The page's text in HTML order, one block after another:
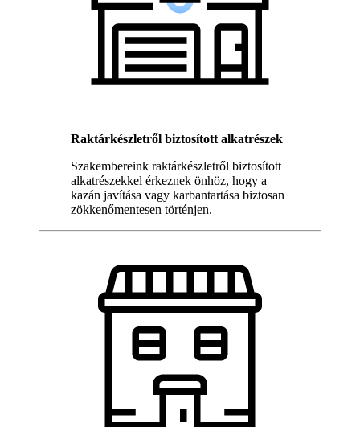
Raktárkészletről biztosított alkatrészek
Szakembereink raktárkészletről biztosított
alkatrészekkel érkeznek önhöz, hogy a
kazán javítása vagy karbantartása biztosan
zökkenőmentesen történjen.